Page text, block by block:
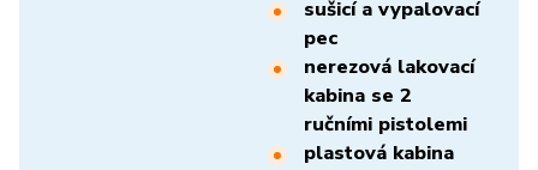
sušicí a vypalovací
pec
nerezová lakovací
kabina se 2
ručními pistolemi
plastová kabina